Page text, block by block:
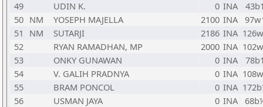
49
UDIN K. 0 INA
50 NM YOSEPH MAJELLA 2100 INA
51
NM SUTARJI 2186 INA
52
RYAN RAMADHAN, MP 2000 INA
53
ONKY GUNAWAN 0 INA
54
V. GALIH PRADNYA 0 INA
55
BRAM PONCOL 0 INA
56
USMAN JAYA 0 INA